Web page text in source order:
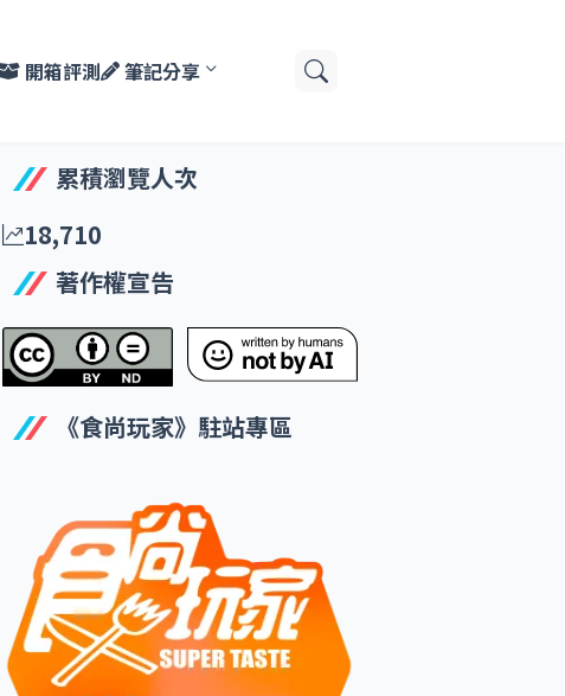
開箱評測 筆記分享
累積瀏覽人次
18,710
著作權宣告
《食尚玩家》駐站專區